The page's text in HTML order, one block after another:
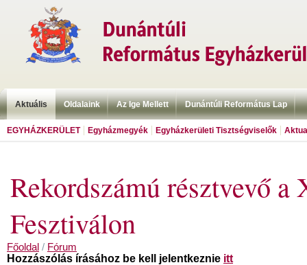
Aktuális Oldalaink Az Ige Mellett Dunántúli Református Lap
EGYHÁZKERÜLET Egyházmegyék Egyházkerületi Tisztségviselők
Rekordszámú résztvevő
Fesztiválon
Főoldal / Fórum
Hozzászólás írásához be kell jelentkeznie itt